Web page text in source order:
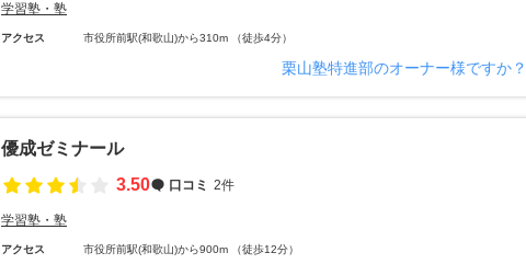
学習塾・塾
アクセス 市役所前駅(和歌山)から310m （徒歩4分）
栗山塾特進部のオーナー様ですか？
優成ゼミナール
3.50
口コミ 2件
学習塾・塾
アクセス 市役所前駅(和歌山)から900m （徒歩12分）